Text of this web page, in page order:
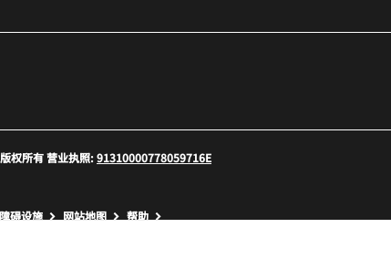
权所有 营业执照:91310000778059716E
碍设施 网站地图 帮助